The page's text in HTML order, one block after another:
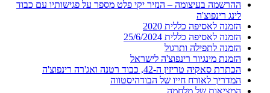
ההרשמה בעיצומה – הנזיר יקי פלט מספר על פגישותיו עם כבוד
לינג רינפוצ'ה
הזמנה לאסיפה כללית 2020
הזמנה לאסיפה כללית 25/6/2024
הזמנה לתפילה ותרגול
הזמנת מינגיור רינפוצ'ה לישראל
הכתרת סאקיה טריזין ה-42, כבוד רטנה ואג'רה רינפוצ'ה
המדריך לאורח חייו של הבודהיסטווה
המציאות של מלחמה